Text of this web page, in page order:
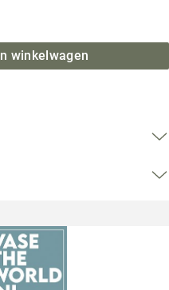
In winkelwagen